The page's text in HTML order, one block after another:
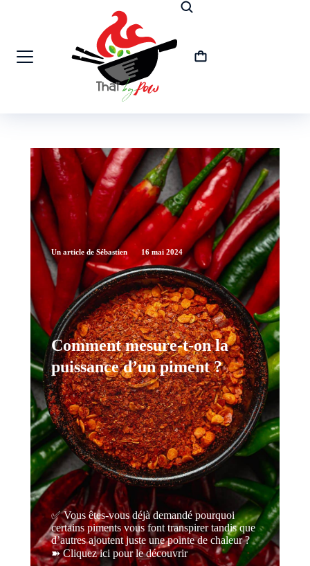
Un article de Sébastien 16 mai 2024
Comment mesure-t-on la
puissance d’un piment ?
✅ Vous êtes-vous déjà demandé pourquoi
certains piments vous font transpirer tandis que
d’autres ajoutent juste une pointe de chaleur ?
➽ Cliquez ici pour le découvrir